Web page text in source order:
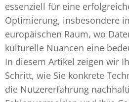
essenziell für eine
Optimierung, insbesondere
europäischen Raum, wo
kulturelle Nuancen eine
In diesem Artikel zeigen wir
Schritt, wie Sie konkrete
die Nutzererfahrung